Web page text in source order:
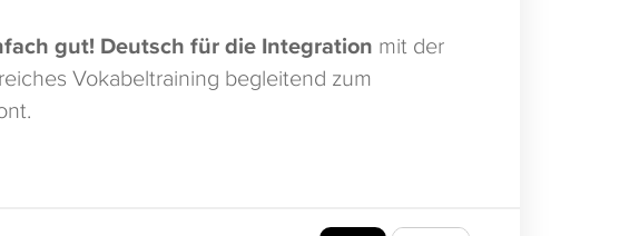
gut! Deutsch für die Integration mit der
Vokabeltraining begleitend zum